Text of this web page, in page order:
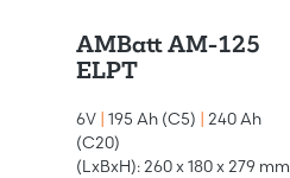
AMBatt AM-125
ELPT
6V 195 Ah (C5)
240 Ah
(C20)
(LxBxH): 260 x 180 x 279 mm